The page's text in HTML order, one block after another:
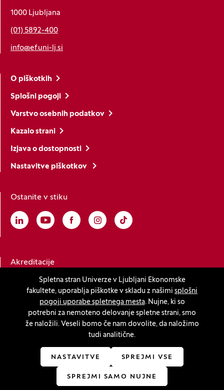
Spletna stran Univerze v Ljubljani Ekonomske
fakultete, uporablja piškotke v skladu z našimi splošni
pogoji uporabe spletnega mesta. Nujne, ki so
potrebni za nemoteno delovanje spletne strani, smo
že naložili. Veseli bomo če nam dovolite, da naložimo
tudi analitične.
NASTAVITVE SPREJMI VSE
SPREJMI SAMO NUJNE
1000 Ljubljana
(01) 5892-400
info@ef.uni-lj.si
O piškotkih
Splošni pogoji
Varstvo osebnih podatkov
Kazalo strani
Izjava o dostopnosti
Nastavitve piškotkov
Ostanite v stiku
Linkedin
(Odpre se v novem oknu)
Youtube
(Odpre se v novem oknu)
Facebook
(Odpre se v novem oknu)
Instagram
(Odpre se v novem oknu)
TikTok
(Odpre se v novem oknu)
Akreditacije
(Odpre se v novem oknu)
Innovatif(Odpre se v novem oknu)